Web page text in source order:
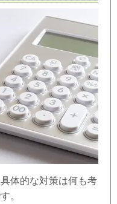
体的な対策は何も考
。